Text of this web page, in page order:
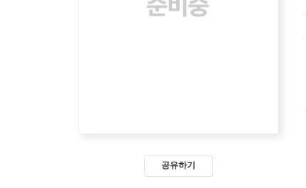
공유하기